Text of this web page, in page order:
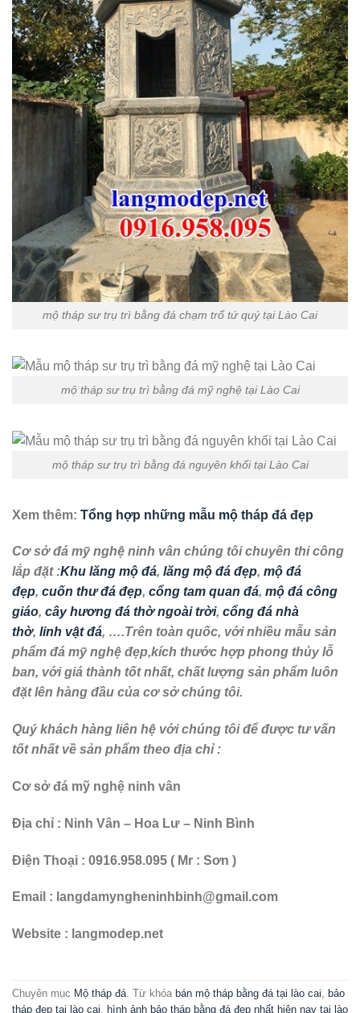
mộ tháp sư trụ trì bằng đá chạm trổ tứ quý tại Lào Cai
mộ tháp sư trụ trì bằng đá mỹ nghệ tại Lào Cai
mộ tháp sư trụ trì bằng đá nguyên khối tại Lào Cai
Xem thêm: Tổng hợp những mẫu mộ tháp đá đẹp
Cơ sở đá mỹ nghệ ninh vân chúng tôi chuyên thi công
lắp đặt :Khu lăng mộ đá, lăng mộ đá đẹp, mộ đá
đẹp, cuốn thư đá đẹp, cổng tam quan đá, mộ đá công
giáo, cây hương đá thờ ngoài trời, cổng đá nhà
thờ, linh vật đá, ….Trên toàn quốc, với nhiều mẫu sản
phẩm đá mỹ nghệ đẹp,kích thước hợp phong thủy lỗ
ban, với giá thành tốt nhất, chất lượng sản phẩm luôn
đặt lên hàng đầu của cơ sở chúng tôi.
Quý khách hàng liên hệ với chúng tôi để được tư vấn
tốt nhất về sản phẩm theo địa chỉ :
Cơ sở đá mỹ nghệ ninh vân
Địa chỉ : Ninh Vân – Hoa Lư – Ninh Bình
Điện Thoại : 0916.958.095 ( Mr : Sơn )
Email : langdamyngheninhbinh@gmail.com
Website : langmodep.net
Chuyên mục Mộ tháp đá. Từ khóa bán mộ tháp bằng đá tại lào cai, bảo
tháp đẹp tại lào cai, hình ảnh bảo tháp bằng đá đẹp nhất hiện nay tại lào